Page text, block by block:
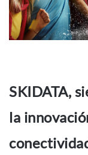
SKIDATA,
la